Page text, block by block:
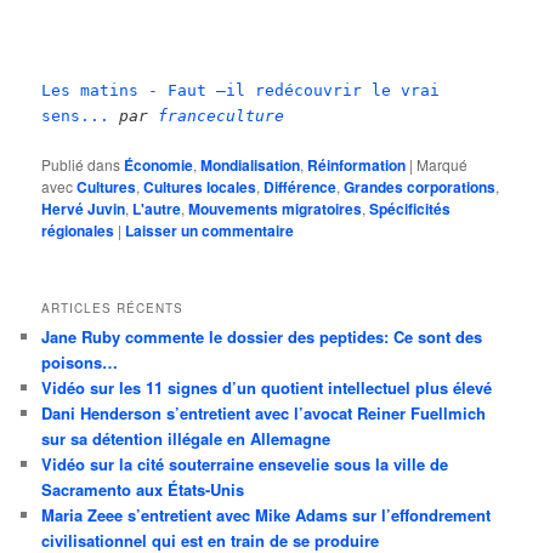
Les matins - Faut –il redécouvrir le vrai
sens...
par franceculture
Publié dans Économie,Mondialisation, Réinformation | Marqué
avecCultures,Cultures locales, Différence,Grandes corporations,
Hervé Juvin, L'autre,Mouvements migratoires,Spécificités
régionales | Laisser un commentaire
ARTICLES RÉCENTS
Jane Ruby commente le dossier des peptides: Ce sont des
poisons…
Vidéo sur les 11 signes d’un quotient intellectuel plus élevé
Dani Henderson s’entretient avec l’avocat Reiner Fuellmich
sur sa détention illégale en Allemagne
Vidéo sur la cité souterraine ensevelie sous la ville de
Sacramento aux États-Unis
Maria Zeee s’entretient avec Mike Adams sur l’effondrement
civilisationnel qui est en train de se produire